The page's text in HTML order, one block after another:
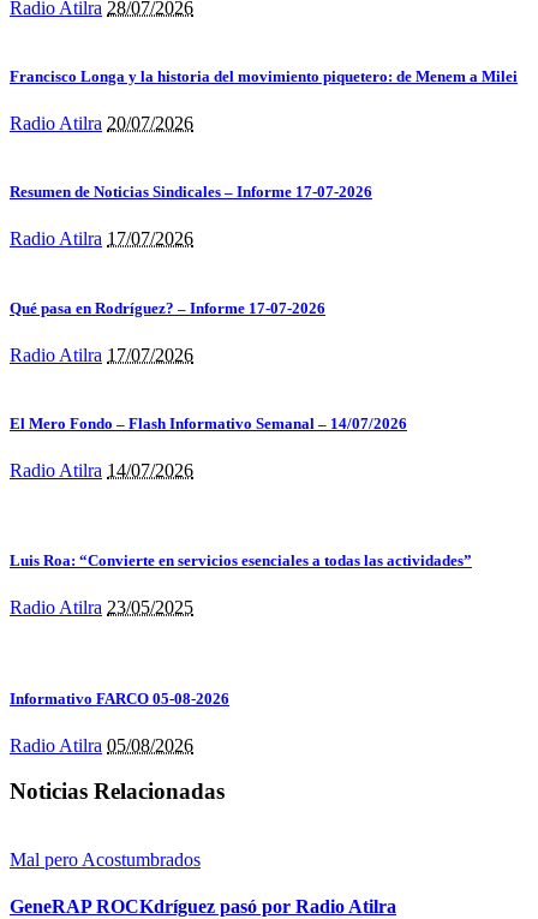
Radio Atilra 28/07/2026
Francisco Longa y la historia del movimiento piquetero: de Menem a Milei
Radio Atilra 20/07/2026
Resumen de Noticias Sindicales – Informe 17-07-2026
Radio Atilra 17/07/2026
Qué pasa en Rodríguez? – Informe 17-07-2026
Radio Atilra 17/07/2026
El Mero Fondo – Flash Informativo Semanal – 14/07/2026
Radio Atilra 14/07/2026
Luis Roa: “Convierte en servicios esenciales a todas las actividades”
Radio Atilra 23/05/2025
Informativo FARCO 05-08-2026
Radio Atilra 05/08/2026
Noticias Relacionadas
Mal pero Acostumbrados
GeneRAP ROCKdríguez pasó por Radio Atilra